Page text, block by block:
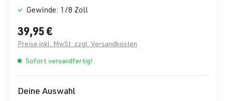
Gewinde: 1/8 Zoll
39,95 €
Preise inkl. MwSt. zzgl. Versandkosten
Sofort versandfertig!
Deine Auswahl